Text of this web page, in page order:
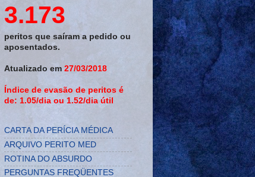
3.173
peritos que saíram a pedido ou
aposentados.
Atualizado em 27/03/2018
Índice de evasão de peritos é
de: 1.05/dia ou 1.52/dia útil
CARTA DA PERÍCIA MÉDICA
ARQUIVO PERITO MED
ROTINA DO ABSURDO
PERGUNTAS FREQÜENTES